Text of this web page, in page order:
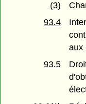
(3)
93.4
aux
93.5